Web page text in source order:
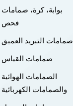
بوابة، كرة، صمامات
فحص
صمامات التبريد العميق
صمامات القياس
الصمامات الهوائية
والصمامات الكهربائية